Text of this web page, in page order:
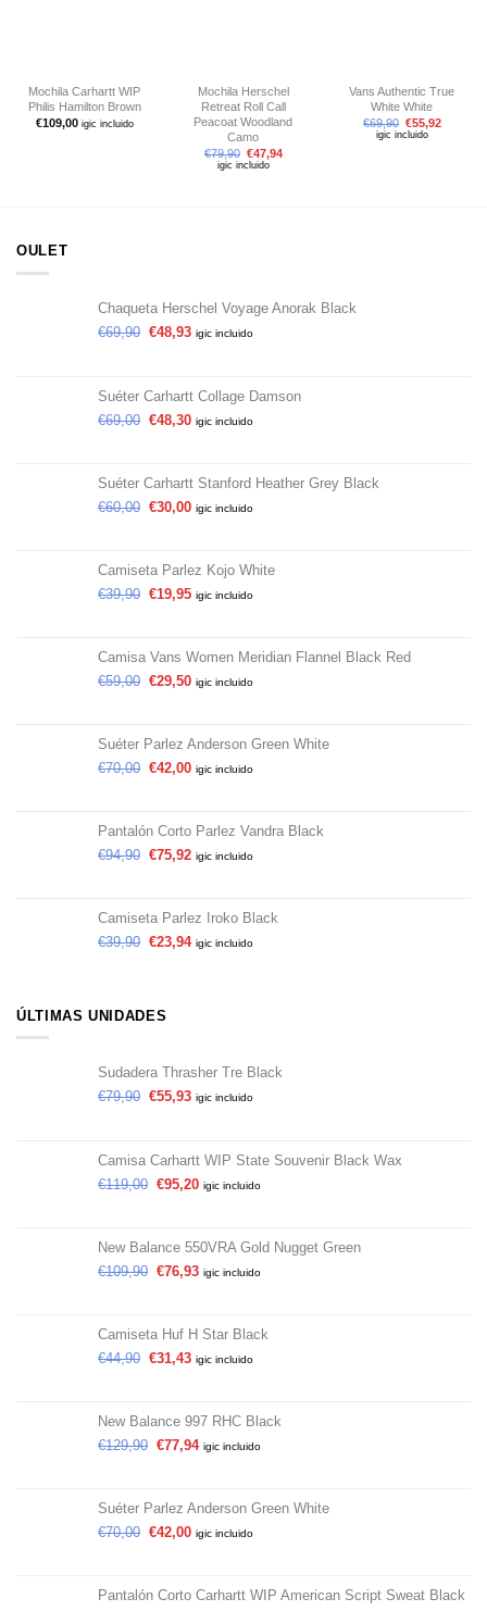
Mochila Carhartt WIP
Philis Hamilton Brown
€109,00 igic incluido
Mochila Herschel
Retreat Roll Call
Peacoat Woodland
Camo
€79,90 €47,94
igic incluido
Vans Authentic True
White White
€69,90 €55,92
igic incluido
OULET
Chaqueta Herschel Voyage Anorak Black
€69,90 €48,93 igic incluido
Suéter Carhartt Collage Damson
€69,00 €48,30 igic incluido
Suéter Carhartt Stanford Heather Grey Black
€60,00 €30,00 igic incluido
Camiseta Parlez Kojo White
€39,90 €19,95 igic incluido
Camisa Vans Women Meridian Flannel Black Red
€59,00 €29,50 igic incluido
Suéter Parlez Anderson Green White
€70,00 €42,00 igic incluido
Pantalón Corto Parlez Vandra Black
€94,90 €75,92 igic incluido
Camiseta Parlez Iroko Black
€39,90 €23,94 igic incluido
ÚLTIMAS UNIDADES
Sudadera Thrasher Tre Black
€79,90 €55,93 igic incluido
Camisa Carhartt WIP State Souvenir Black Wax
€119,00 €95,20 igic incluido
New Balance 550VRA Gold Nugget Green
€109,90 €76,93 igic incluido
Camiseta Huf H Star Black
€44,90 €31,43 igic incluido
New Balance 997 RHC Black
€129,90 €77,94 igic incluido
Suéter Parlez Anderson Green White
€70,00 €42,00 igic incluido
Pantalón Corto Carhartt WIP American Script Sweat Black